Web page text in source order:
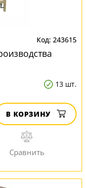
243615
13 шт.
В КОРЗИНУ